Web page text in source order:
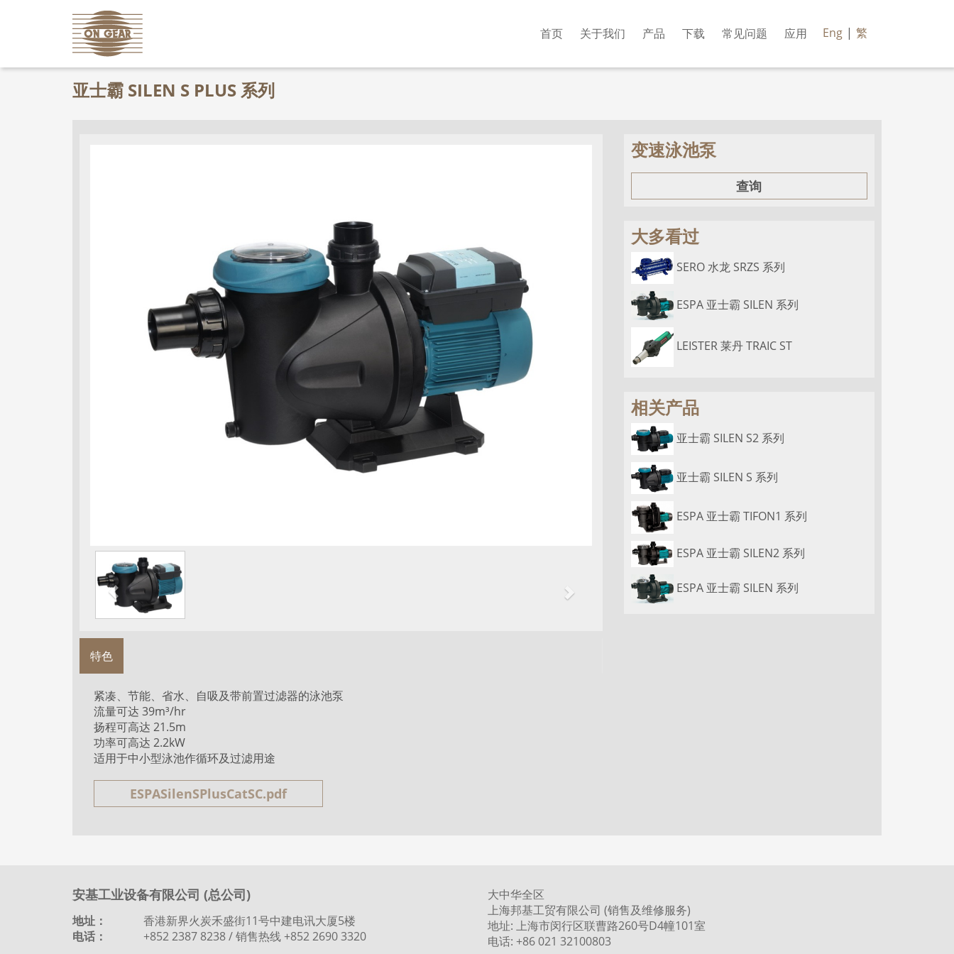
首页 关于我们 产品 下载 常见问题 应用 Eng | 繁
亚士霸 SILEN S PLUS 系列
特色
紧凑、节能、省水、自吸及带前置过滤器的泳池泵
流量可达 39m³/hr
扬程可高达 21.5m
功率可高达 2.2kW
适用于中小型泳池作循环及过滤用途
ESPASilenSPlusCatSC.pdf
变速泳池泵
查询
大多看过
SERO 水龙 SRZS 系列
ESPA 亚士霸 SILEN 系列
LEISTER 莱丹 TRAIC ST
相关产品
亚士霸 SILEN S2 系列
亚士霸 SILEN S 系列
ESPA 亚士霸 TIFON1 系列
ESPA 亚士霸 SILEN2 系列
ESPA 亚士霸 SILEN 系列
安基工业设备有限公司 (总公司)
地址：
香港新界火炭禾盛街11号中建电讯大厦5楼
电话：
+852 2387 8238 / 销售热线 +852 2690 3320
大中华全区
上海邦基工贸有限公司 (销售及维修服务)
地址: 上海市闵行区联曹路260号D4幢101室
电话: +86 021 32100803